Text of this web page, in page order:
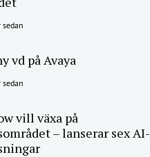
vd på Avaya
vill växa på
– lanserar sex AI-